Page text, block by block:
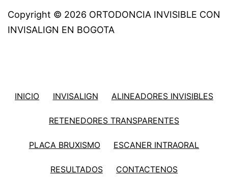
Copyright © 2026 ORTODONCIA INVISIBLE CON
INVISALIGN EN BOGOTA
INICIO INVISALIGN ALINEADORES INVISIBLES
RETENEDORES TRANSPARENTES
PLACA BRUXISMO ESCANER INTRAORAL
RESULTADOS CONTACTENOS